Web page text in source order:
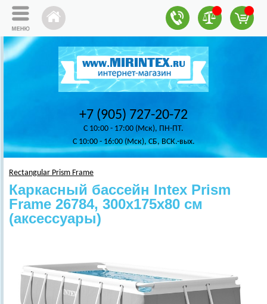
+7 (905) 727-20-72
C 10:00 - 17:00 (Мск), ПН-ПТ.
C 10:00 - 16:00 (Мск), СБ, ВСК.-вых.
Rectangular Prism Frame
Каркасный бассейн Intex Prism
Frame 26784, 300х175х80 см
(аксессуары)